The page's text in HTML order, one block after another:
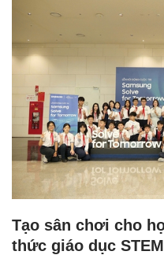
Tạo sân chơi cho
thức giáo dục STEM